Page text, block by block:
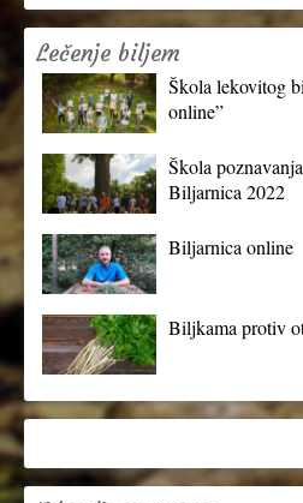
Lečenje biljem
Škola lekovitog
online”
Škola
Biljarnica 2022
Biljarnica online
Biljkama protiv